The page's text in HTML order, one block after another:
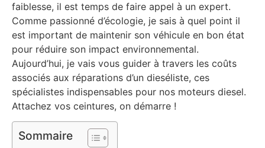
faiblesse, il est temps de faire appel à un expert.
Comme passionné d’écologie, je sais à quel point il
est important de maintenir son véhicule en bon état
pour réduire son impact environnemental.
Aujourd’hui, je vais vous guider à travers les coûts
associés aux réparations d’un dieséliste, ces
spécialistes indispensables pour nos moteurs diesel.
Attachez vos ceintures, on démarre !
Sommaire